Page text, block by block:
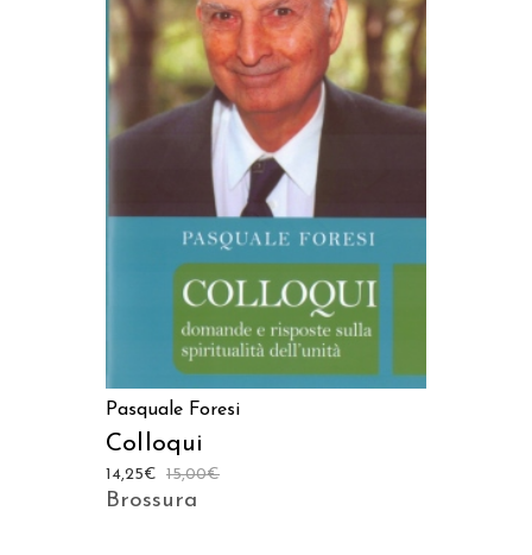
AGGIUNGI AL CARRELLO
Pasquale Foresi
Colloqui
15,00€
14,25€
Brossura